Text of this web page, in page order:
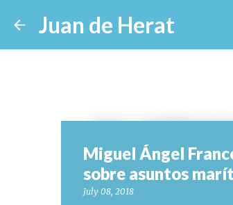
Juan de Herat
Miguel Ángel
sobre asuntos
July 08, 2018